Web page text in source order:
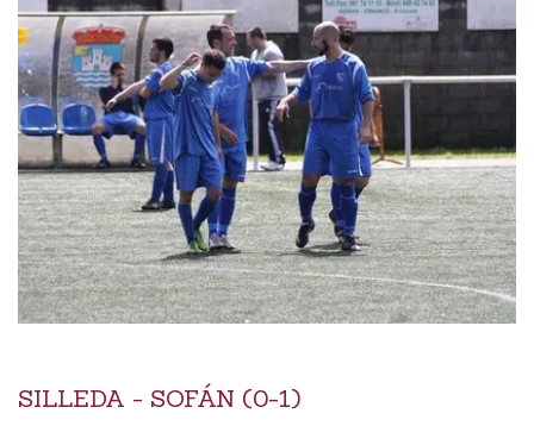
SILLEDA - SOFÁN (0-1)